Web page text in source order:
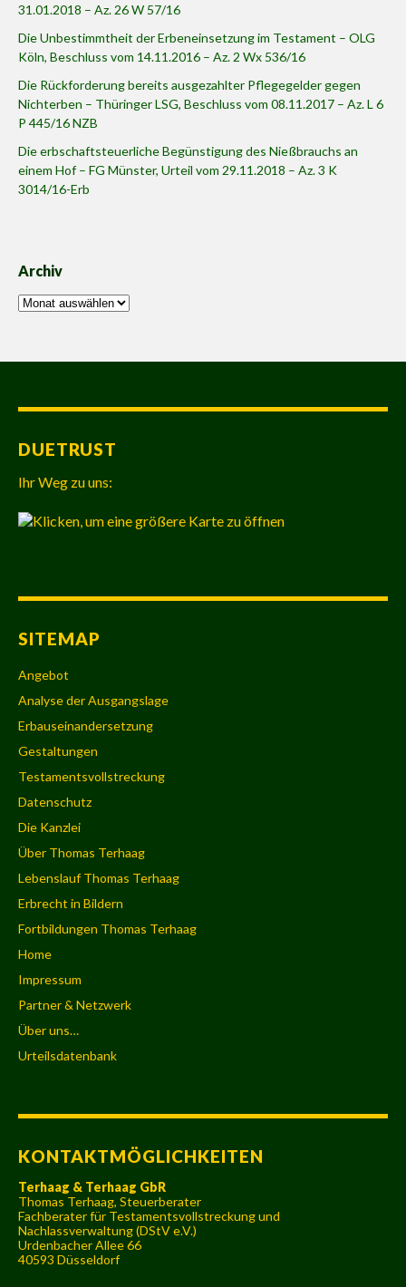
31.01.2018 – Az. 26 W 57/16
Die Unbestimmtheit der Erbeneinsetzung im Testament – OLG
Köln, Beschluss vom 14.11.2016 – Az. 2 Wx 536/16
Die Rückforderung bereits ausgezahlter Pflegegelder gegen
Nichterben – Thüringer LSG, Beschluss vom 08.11.2017 – Az. L 6
P 445/16 NZB
Die erbschaftsteuerliche Begünstigung des Nießbrauchs an
einem Hof – FG Münster, Urteil vom 29.11.2018 – Az. 3 K
3014/16-Erb
Archiv
Archiv
DUETRUST
Ihr Weg zu uns:
SITEMAP
Angebot
Analyse der Ausgangslage
Erbauseinandersetzung
Gestaltungen
Testamentsvollstreckung
Datenschutz
Die Kanzlei
Über Thomas Terhaag
Lebenslauf Thomas Terhaag
Erbrecht in Bildern
Fortbildungen Thomas Terhaag
Home
Impressum
Partner & Netzwerk
Über uns…
Urteilsdatenbank
KONTAKTMÖGLICHKEITEN
Terhaag & Terhaag GbR
Thomas Terhaag, Steuerberater
Fachberater für Testamentsvollstreckung und
Nachlassverwaltung (DStV e.V.)
Urdenbacher Allee 66
40593 Düsseldorf